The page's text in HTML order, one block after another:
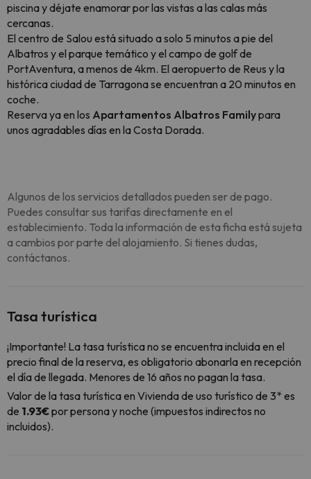
piscina y déjate enamorar por las vistas a las calas más
cercanas.
El centro de Salou está situado a solo 5 minutos a pie del
Albatros y el parque temático y el campo de golf de
PortAventura, a menos de 4km. El aeropuerto de Reus y la
histórica ciudad de Tarragona se encuentran a 20 minutos en
coche.
Reserva ya en los Apartamentos Albatros Familypara
unos agradables días en la Costa Dorada.
Algunos de los servicios detallados pueden ser de pago.
Puedes consultar sus tarifas directamente en el
establecimiento. Toda la información de esta ficha está sujeta
a cambios por parte del alojamiento. Si tienes dudas,
contáctanos.
Tasa turística
¡Importante! La tasa turística no se encuentra incluida en el
precio final de la reserva, es obligatorio abonarla en recepción
el día de llegada. Menores de 16 años no pagan la tasa.
Valor de la tasa turística en Vivienda de uso turístico de 3* es
de 1.93€por persona y noche (impuestos indirectos no
incluidos).